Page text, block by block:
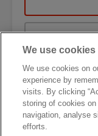
We use
We use cookies on
experience by
visits. By clicking
storing of cookies
navigation, analyse
efforts.